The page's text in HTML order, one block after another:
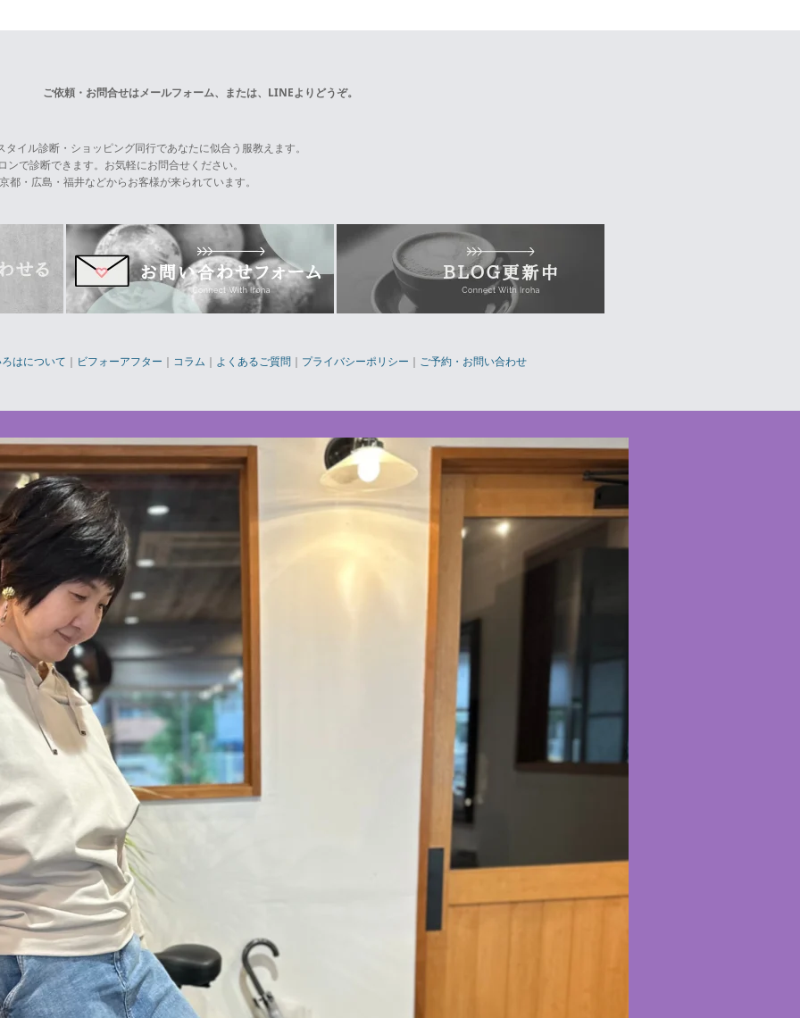
ご依頼・お問合せはメールフォーム、または、LINEよりどうぞ。
イル診断・ショッピング同行であなたに似合う服教えます。
で診断できます。お気軽にお問合せください。
・広島・福井などからお客様が来られています。
ろはについて ｜ ビフォーアフター ｜ コラム ｜ よくあるご質問 ｜ プライバシーポリシー ｜ ご予約・お問い合わせ